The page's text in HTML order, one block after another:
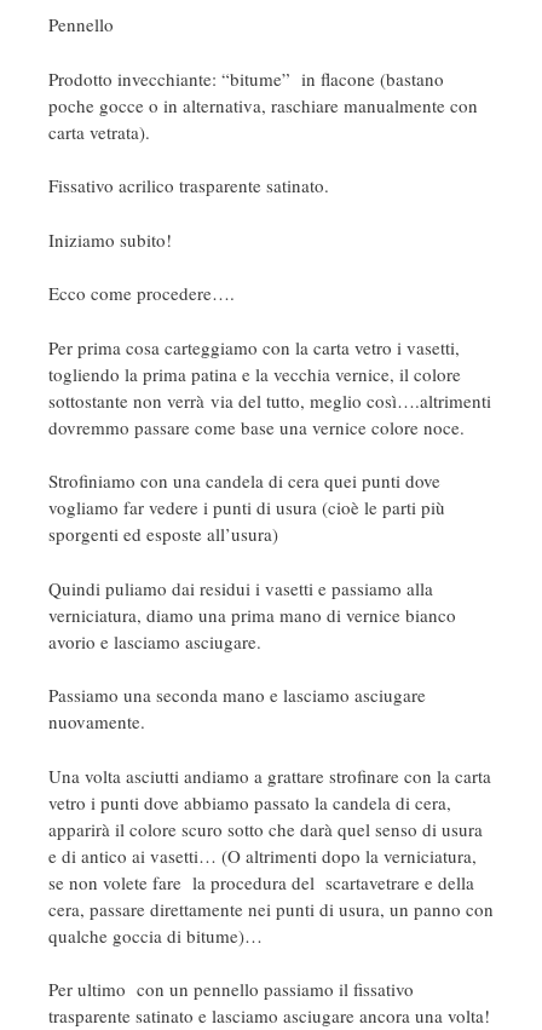
Pennello
Prodotto invecchiante: “bitume” in flacone (bastano
poche gocce o in alternativa, raschiare manualmente con
carta vetrata).
Fissativo acrilico trasparente satinato.
Iniziamo subito!
Ecco come procedere….
Per prima cosa carteggiamo con la carta vetro i vasetti,
togliendo la prima patina e la vecchia vernice, il colore
sottostante non verrà via del tutto, meglio così….altrimenti
dovremmo passare come base una vernice colore noce.
Strofiniamo con una candela di cera quei punti dove
vogliamo far vedere i punti di usura (cioè le parti più
sporgenti ed esposte all’usura)
Quindi puliamo dai residui i vasetti e passiamo alla
verniciatura, diamo una prima mano di vernice bianco
avorio e lasciamo asciugare.
Passiamo una seconda mano e lasciamo asciugare
nuovamente.
Una volta asciutti andiamo a grattare strofinare con la carta
vetro i punti dove abbiamo passato la candela di cera,
apparirà il colore scuro sotto che darà quel senso di usura
e di antico ai vasetti… (O altrimenti dopo la verniciatura,
se non volete fare la procedura del scartavetrare e della
cera, passare direttamente nei punti di usura, un panno con
qualche goccia di bitume)…
Per ultimo con un pennello passiamo il fissativo
trasparente satinato e lasciamo asciugare ancora una volta!